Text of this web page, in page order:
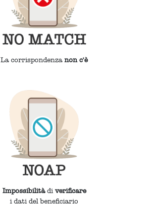
La corrispondenzanon c'è
Impossibilitàdiverificare
i dati del beneficiario